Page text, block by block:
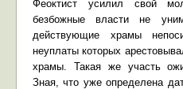
Феоктист усилил свой
безбожные власти не
действующие храмы
неуплаты которых
храмы. Такая же участь
Зная, что уже определена